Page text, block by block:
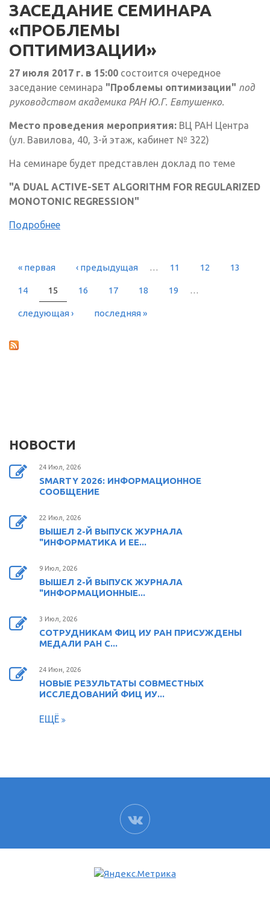
ЗАСЕДАНИЕ СЕМИНАРА
«ПРОБЛЕМЫ
ОПТИМИЗАЦИИ»
27 июля 2017 г. в 15:00 состоится очередное
заседание семинара "Проблемы оптимизации" под
руководством академика РАН Ю.Г. Евтушенко.
Место проведения мероприятия: ВЦ РАН Центра
(ул. Вавилова, 40, 3-й этаж, кабинет № 322)
На семинаре будет представлен доклад по теме
"A DUAL ACTIVE-SET ALGORITHM FOR REGULARIZED
MONOTONIC REGRESSION"
Подробнее
СТРАНИЦЫ
« первая ‹ предыдущая … 11 12 13
14 15 16 17 18 19 …
следующая › последняя »
НОВОСТИ
24 Июл, 2026
SMARTY 2026: ИНФОРМАЦИОННОЕ
СООБЩЕНИЕ
22 Июл, 2026
ВЫШЕЛ 2-Й ВЫПУСК ЖУРНАЛА
"ИНФОРМАТИКА И ЕЕ...
9 Июл, 2026
ВЫШЕЛ 2-Й ВЫПУСК ЖУРНАЛА
"ИНФОРМАЦИОННЫЕ...
3 Июл, 2026
СОТРУДНИКАМ ФИЦ ИУ РАН ПРИСУЖДЕНЫ
МЕДАЛИ РАН С...
24 Июн, 2026
НОВЫЕ РЕЗУЛЬТАТЫ СОВМЕСТНЫХ
ИССЛЕДОВАНИЙ ФИЦ ИУ...
ЕЩЁ
ВК